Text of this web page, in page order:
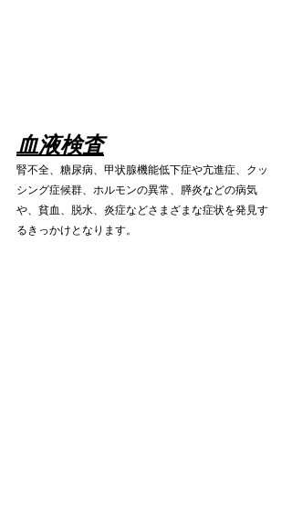
血液検査
腎不全、糖尿病、甲状腺機能低下症や亢進症、クッ
シング症候群、ホルモンの異常、膵炎などの病気
や、貧血、脱水、炎症などさまざまな症状を発見す
るきっかけとなります。